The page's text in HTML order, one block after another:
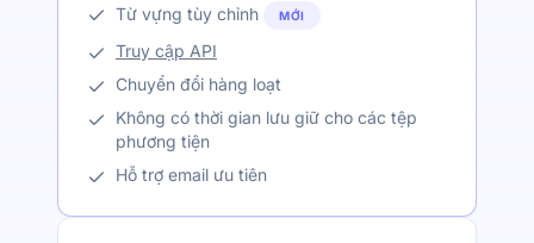
Từ vựng tùy chỉnh
MỚI
Truy cập API
Chuyển đổi hàng loạt
Không có thời gian lưu giữ cho các tệp
phương tiện
Hỗ trợ email ưu tiên